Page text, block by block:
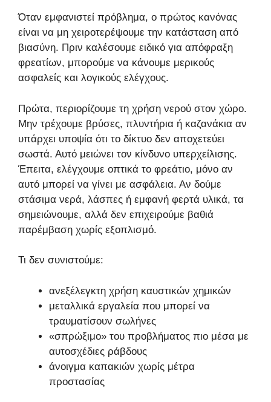
Όταν εμφανιστεί πρόβλημα, ο πρώτος κανόνας
είναι να μη χειροτερέψουμε την κατάσταση από
βιασύνη. Πριν καλέσουμε ειδικό για απόφραξη
φρεατίων, μπορούμε να κάνουμε μερικούς
ασφαλείς και λογικούς ελέγχους.
Πρώτα, περιορίζουμε τη χρήση νερού στον χώρο.
Μην τρέχουμε βρύσες, πλυντήρια ή καζανάκια αν
υπάρχει υποψία ότι το δίκτυο δεν αποχετεύει
σωστά. Αυτό μειώνει τον κίνδυνο υπερχείλισης.
Έπειτα, ελέγχουμε οπτικά το φρεάτιο, μόνο αν
αυτό μπορεί να γίνει με ασφάλεια. Αν δούμε
στάσιμα νερά, λάσπες ή εμφανή φερτά υλικά, τα
σημειώνουμε, αλλά δεν επιχειρούμε βαθιά
παρέμβαση χωρίς εξοπλισμό.
Τι δεν συνιστούμε:
ανεξέλεγκτη χρήση καυστικών χημικών
μεταλλικά εργαλεία που μπορεί να
τραυματίσουν σωλήνες
«σπρώξιμο» του προβλήματος πιο μέσα με
αυτοσχέδιες ράβδους
άνοιγμα καπακιών χωρίς μέτρα
προστασίας